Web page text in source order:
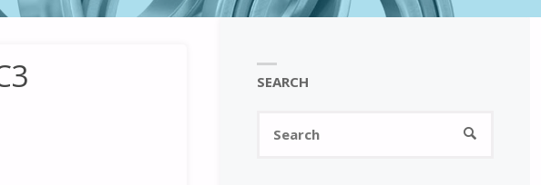
SEARCH
SEARCH